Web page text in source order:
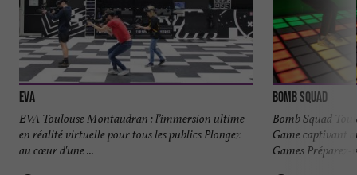
EVA
EVA Toulouse Montaudran : l’immersion ultime
en réalité virtuelle pour tous les publics Plongez
au cœur d'une ...
Bomb Squad
Bomb Squad
Game captivant
Games Préparez-